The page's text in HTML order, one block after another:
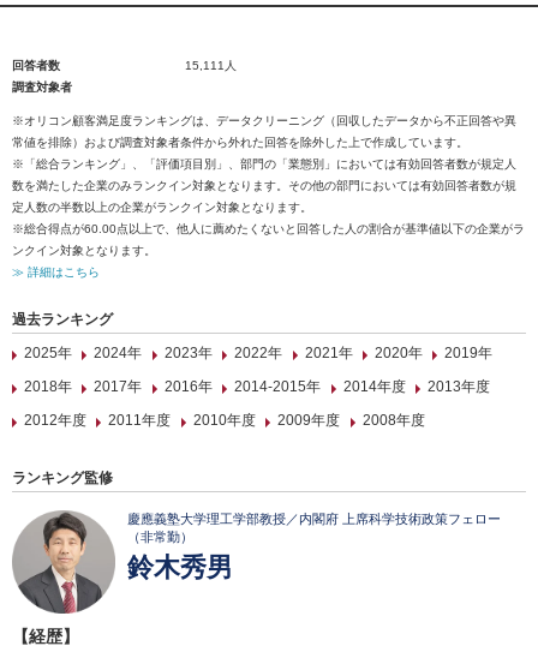
回答者数
15,111人
調査対象者
※オリコン顧客満足度ランキングは、データクリーニング（回収したデータから不正回答や異
常値を排除）および調査対象者条件から外れた回答を除外した上で作成しています。
※「総合ランキング」、「評価項目別」、部門の「業態別」においては有効回答者数が規定人
数を満たした企業のみランクイン対象となります。その他の部門においては有効回答者数が規
定人数の半数以上の企業がランクイン対象となります。
※総合得点が60.00点以上で、他人に薦めたくないと回答した人の割合が基準値以下の企業がラ
ンクイン対象となります。
≫ 詳細はこちら
過去ランキング
2025年
2024年 2023年 2022年 2021年 2020年
2019年
2018年
2017年 2016年 2014-2015年 2014年度
2013年度
2012年度
2011年度 2010年度 2009年度 2008年度
ランキング監修
慶應義塾大学理工学部教授／内閣府 上席科学技術政策フェロー
（非常勤）
鈴木秀男
【経歴】